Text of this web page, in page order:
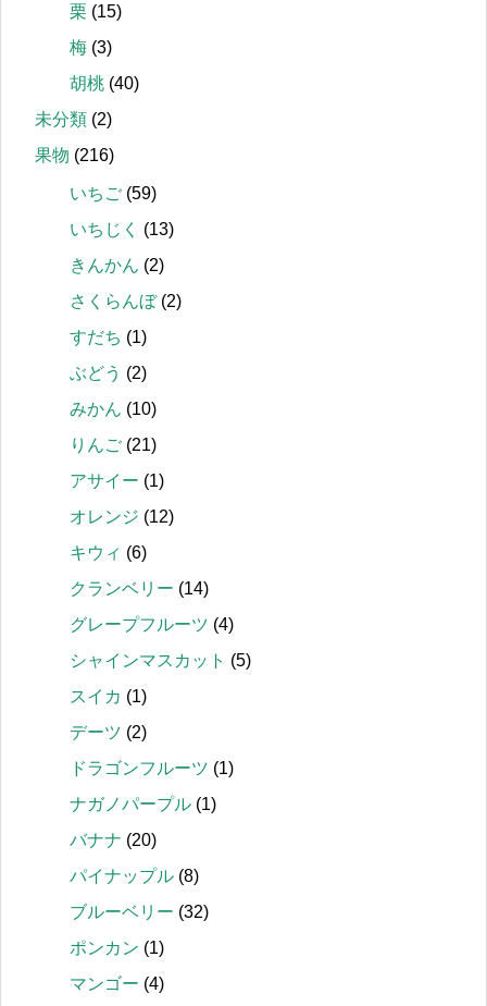
栗 (15)
梅 (3)
胡桃 (40)
未分類 (2)
果物 (216)
いちご (59)
いちじく
(13)
きんかん (2)
さくらんぼ(2)
すだち (1)
ぶどう (2)
みかん (10)
りんご (21)
アサイー (1)
オレンジ (12)
キウィ (6)
クランベリー (14)
グレープフルーツ (4)
シャインマスカット (5)
スイカ (1)
デーツ (2)
ドラゴンフルーツ (1)
ナガノパープル (1)
バナナ (20)
パイナップル (8)
ブルーベリー (32)
ポンカン (1)
マンゴー (4)